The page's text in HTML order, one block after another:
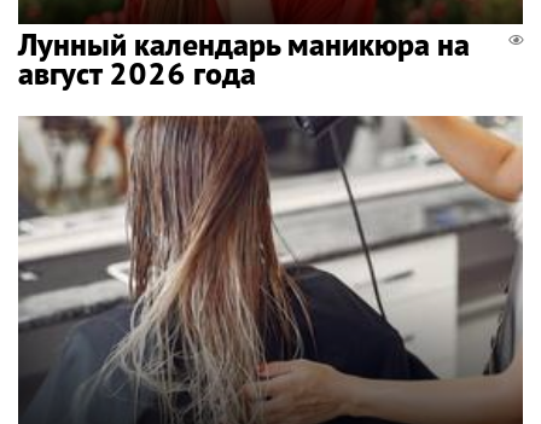
Лунный календарь маникюра на
август 2026 года